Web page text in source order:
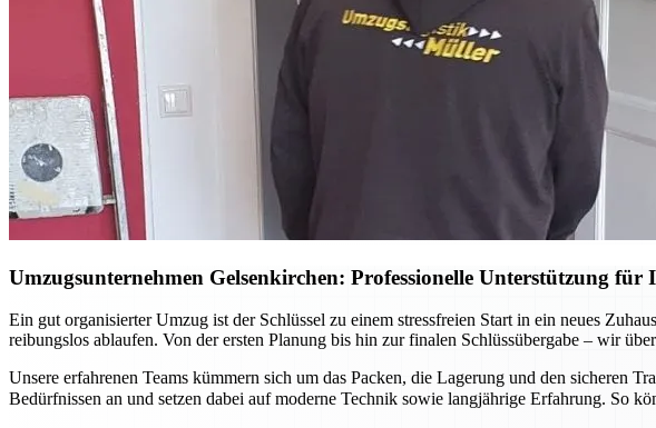
Umzugsunternehmen Gelsenkirchen: Professionelle Unterstützung für
Ein gut organisierter Umzug ist der Schlüssel zu einem stressfreien Start in ein neues
reibungslos ablaufen. Von der ersten Planung bis hin zur finalen Schlüssübergabe – wir
Unsere erfahrenen Teams kümmern sich um das Packen, die Lagerung und den sicheren
Bedürfnissen an und setzen dabei auf moderne Technik sowie langjährige Erfahrung. So